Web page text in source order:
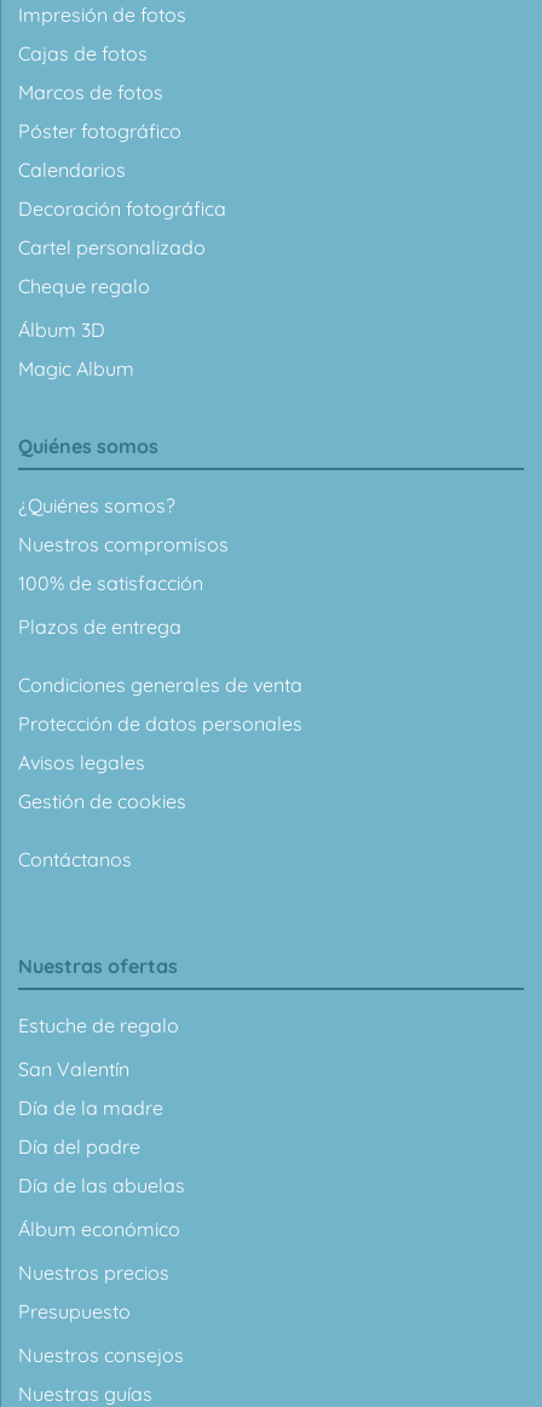
Impresión de fotos
Cajas de fotos
Marcos de fotos
Póster fotográfico
Calendarios
Decoración fotográfica
Cartel personalizado
Cheque regalo
Álbum 3D
Magic Album
Quiénes somos
¿Quiénes somos?
Nuestros compromisos
100% de satisfacción
Plazos de entrega
Condiciones generales de venta
Protección de datos personales
Avisos legales
Gestión de cookies
Contáctanos
Nuestras ofertas
Estuche de regalo
San Valentín
Día de la madre
Día del padre
Día de las abuelas
Álbum económico
Nuestros precios
Presupuesto
Nuestros consejos
Nuestras guías